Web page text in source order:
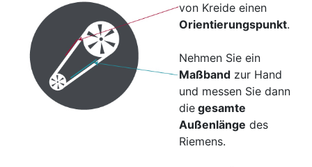
von Kreide einen
Orientierungspunkt.
Nehmen Sie ein
Maßbandzur Hand
und messen Sie dann
diegesamte
Außenlänge des
Riemens.